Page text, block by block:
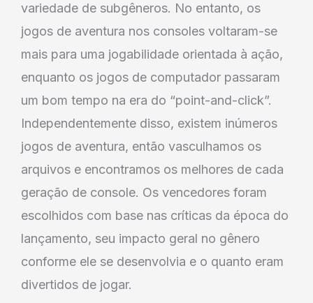
variedade de subgêneros. No entanto, os
jogos de aventura nos consoles voltaram-se
mais para uma jogabilidade orientada à ação,
enquanto os jogos de computador passaram
um bom tempo na era do “point-and-click”.
Independentemente disso, existem inúmeros
jogos de aventura, então vasculhamos os
arquivos e encontramos os melhores de cada
geração de console. Os vencedores foram
escolhidos com base nas críticas da época do
lançamento, seu impacto geral no gênero
conforme ele se desenvolvia e o quanto eram
divertidos de jogar.